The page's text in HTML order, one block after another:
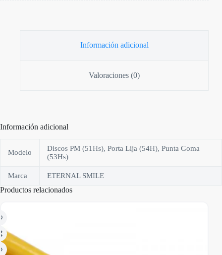
Información adicional
Valoraciones (0)
Información adicional
Modelo
Discos PM (51Hs), Porta Lija (54H), Punta Goma
(53Hs)
Marca ETERNAL SMILE
Productos relacionados